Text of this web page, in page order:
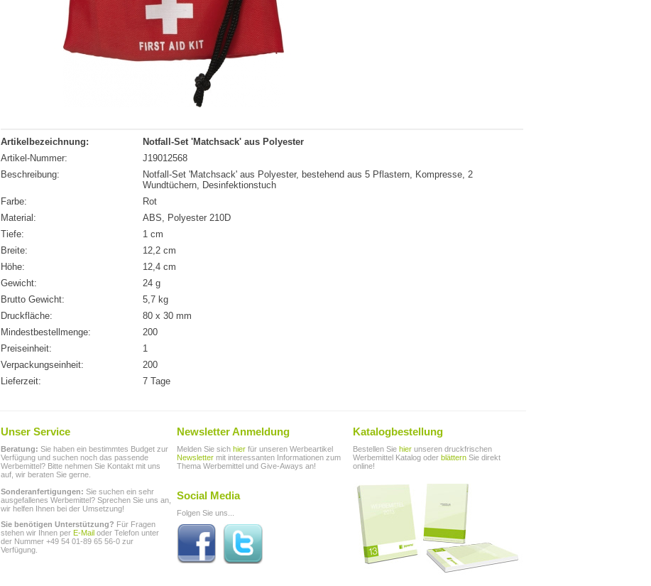
Artikelbezeichnung:
Notfall-Set 'Matchsack' aus Polyester
Artikel-Nummer:
J19012568
Beschreibung:
Notfall-Set 'Matchsack' aus Polyester, bestehend aus 5 Pflastern, Kompresse, 2
Wundtüchern, Desinfektionstuch
Farbe:
Rot
Material:
ABS, Polyester 210D
Tiefe:
1 cm
Breite:
12,2 cm
Höhe:
12,4 cm
Gewicht:
24 g
Brutto Gewicht:
5,7 kg
Druckfläche:
80 x 30 mm
Mindestbestellmenge:
200
Preiseinheit:
1
Verpackungseinheit:
200
Lieferzeit:
7 Tage
Unser Service
Beratung: Sie haben ein bestimmtes Budget zur
Verfügung und suchen noch das passende
Werbemittel? Bitte nehmen Sie Kontakt mit uns
auf, wir beraten Sie gerne.
Sonderanfertigungen: Sie suchen ein sehr
ausgefallenes Werbemittel? Sprechen Sie uns an,
wir helfen Ihnen bei der Umsetzung!
Sie benötigen Unterstützung? Für Fragen
stehen wir Ihnen per E-Mail oder Telefon unter
der Nummer +49 54 01-89 65 56-0 zur
Verfügung.
Newsletter Anmeldung
Melden Sie sich hier für unseren Werbeartikel
Newsletter mit interessanten Informationen zum
Thema Werbemittel und Give-Aways an!
Social Media
Folgen Sie uns...
Katalogbestellung
Bestellen Sie hier unseren druckfrischen
Werbemittel Katalog oder blättern Sie direkt
online!